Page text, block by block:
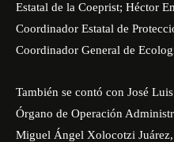
Estatal de la Coeprist; Héctor
Coordinador Estatal de
Coordinador General de
También se contó con José
Órgano de Operación
Miguel Ángel Xolocotzi